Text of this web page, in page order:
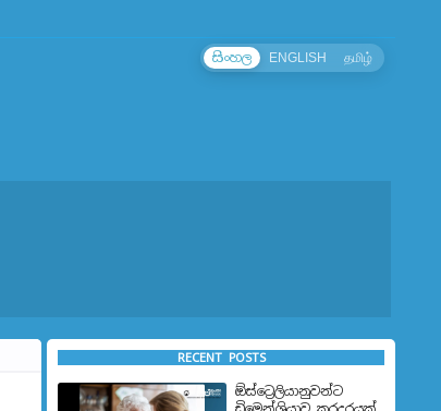
සිංහල ENGLISH தமிழ்
RECENT POSTS
ඕස්ට්‍රෙලියානුවන්ට